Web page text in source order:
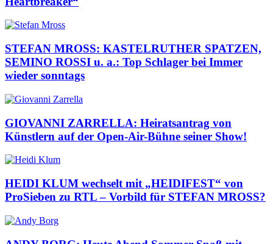
STEFAN MROSS: KASTELRUTHER SPATZEN,
SEMINO ROSSI u. a.: Top Schlager bei Immer
wieder sonntags
GIOVANNI ZARRELLA: Heiratsantrag von
Künstlern auf der Open-Air-Bühne seiner Show!
HEIDI KLUM wechselt mit „HEIDIFEST“ von
ProSieben zu RTL – Vorbild für STEFAN MROSS?